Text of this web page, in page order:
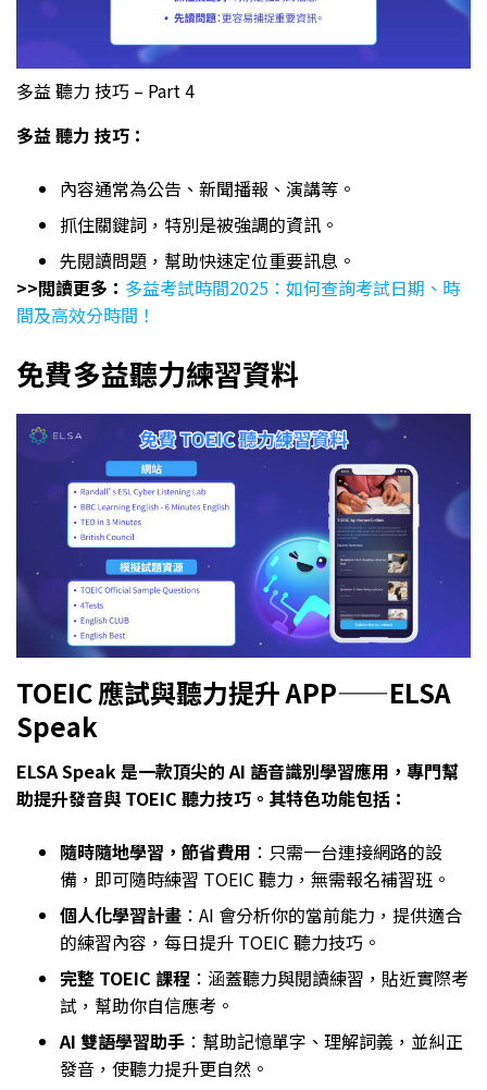
多益 聽力 技巧 – Part 4
多益 聽力 技巧：
內容通常為公告、新聞播報、演講等。
抓住關鍵詞，特別是被強調的資訊。
先閱讀問題，幫助快速定位重要訊息。
>>閲讀更多： 多益考試時間2025：如何查詢考試日期、時
間及高效分時間！
免費多益聽力練習資料
TOEIC 應試與聽力提升 APP——ELSA
Speak
ELSA Speak 是一款頂尖的 AI 語音識別學習應用，專門幫
助提升發音與 TOEIC 聽力技巧。其特色功能包括：
隨時隨地學習，節省費用 ：只需一台連接網路的設
備，即可隨時練習 TOEIC 聽力，無需報名補習班。
個人化學習計畫 ：AI 會分析你的當前能力，提供適合
的練習內容，每日提升 TOEIC 聽力技巧。
完整 TOEIC 課程 ：涵蓋聽力與閱讀練習，貼近實際考
試，幫助你自信應考。
AI 雙語學習助手 ：幫助記憶單字、理解詞義，並糾正
發音，使聽力提升更自然。